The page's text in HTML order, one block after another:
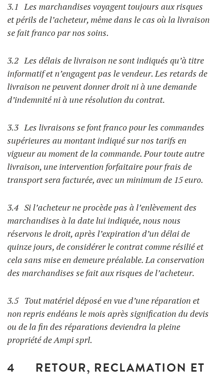
3.1 Les marchandises voyagent toujours aux risques
et périls de l’acheteur, même dans le cas où la livraison
se fait franco par nos soins.
3.2 Les délais de livraison ne sont indiqués qu’à titre
informatif et n’engagent pas le vendeur. Les retards de
livraison ne peuvent donner droit ni à une demande
d’indemnité ni à une résolution du contrat.
3.3 Les livraisons se font franco pour les commandes
supérieures au montant indiqué sur nos tarifs en
vigueur au moment de la commande. Pour toute autre
livraison, une intervention forfaitaire pour frais de
transport sera facturée, avec un minimum de 15 euro.
3.4 Si l’acheteur ne procède pas à l’enlèvement des
marchandises à la date lui indiquée, nous nous
réservons le droit, après l’expiration d’un délai de
quinze jours, de considérer le contrat comme résilié et
cela sans mise en demeure préalable. La conservation
des marchandises se fait aux risques de l’acheteur.
3.5 Tout matériel déposé en vue d’une réparation et
non repris endéans le mois après signification du devis
ou de la fin des réparations deviendra la pleine
propriété de Ampi sprl.
4 RETOUR, RECLAMATION ET